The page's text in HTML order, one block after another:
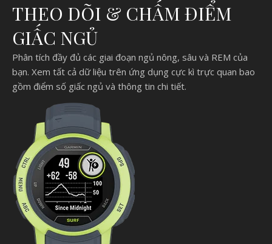
THEO DÕI & CHẤM ĐIỂM
GIẤC NGỦ
Phân tích đầy đủ các giai đoạn ngủ nông, sâu và REM của
bạn. Xem tất cả dữ liệu trên ứng dụng cực kì trực quan bao
gồm điểm số giấc ngủ và thông tin chi tiết.